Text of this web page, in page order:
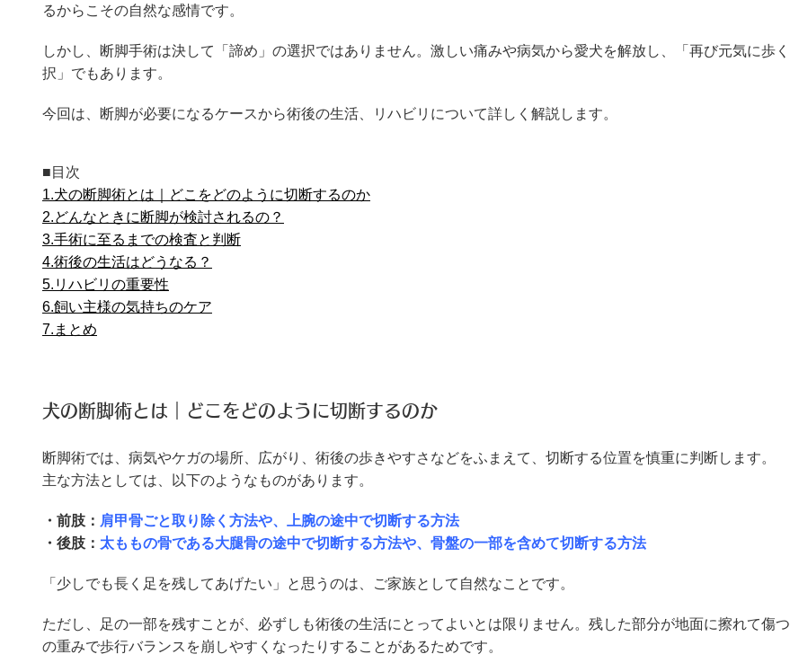
るからこその自然な感情です。
しかし、断脚手術は決して「諦め」の選択ではありません。激しい痛みや病気から愛犬を解放し、「再び元気に歩
択」でもあります。
今回は、断脚が必要になるケースから術後の生活、リハビリについて詳しく解説します。
■目次
1.犬の断脚術とは｜どこをどのように切断するのか
2.どんなときに断脚が検討されるの？
3.手術に至るまでの検査と判断
4.術後の生活はどうなる？
5.リハビリの重要性
6.飼い主様の気持ちのケア
7.まとめ
犬の断脚術とは｜どこをどのように切断するのか
断脚術では、病気やケガの場所、広がり、術後の歩きやすさなどをふまえて、切断する位置を慎重に判断します。
主な方法としては、以下のようなものがあります。
・前肢： 肩甲骨ごと取り除く方法や、上腕の途中で切断する方法
・後肢： 太ももの骨である大腿骨の途中で切断する方法や、骨盤の一部を含めて切断する方法
「少しでも長く足を残してあげたい」と思うのは、ご家族として自然なことです。
ただし、足の一部を残すことが、必ずしも術後の生活にとってよいとは限りません。残した部分が地面に擦れて傷
の重みで歩行バランスを崩しやすくなったりすることがあるためです。